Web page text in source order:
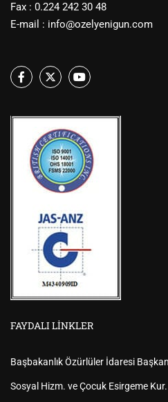
Fax : 0.224 242 30 48
E-mail : info@ozelyenigun.com
FAYDALI LINKLER
Başbakanlık Özürlüler İdaresi
Sosyal Hizm. ve Çocuk Esirgeme Kur.